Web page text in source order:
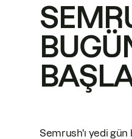
Semrush'ı yedi